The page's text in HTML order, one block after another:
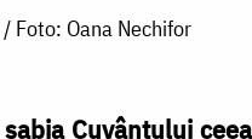
Foto: Oana Nechifor
Cuvântului